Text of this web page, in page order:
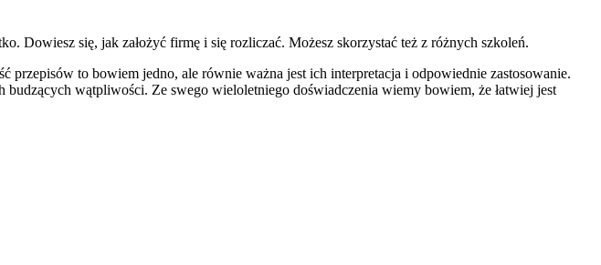
Dowiesz się, jak założyć firmę i się rozliczać. Możesz skorzystać też z różnych szkoleń.
przepisów to bowiem jedno, ale równie ważna jest ich interpretacja i odpowiednie zastosowanie.
wątpliwości. Ze swego wieloletniego doświadczenia wiemy bowiem, że łatwiej jest